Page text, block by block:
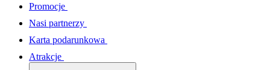
Promocje
Nasi partnerzy
Karta podarunkowa
Atrakcje